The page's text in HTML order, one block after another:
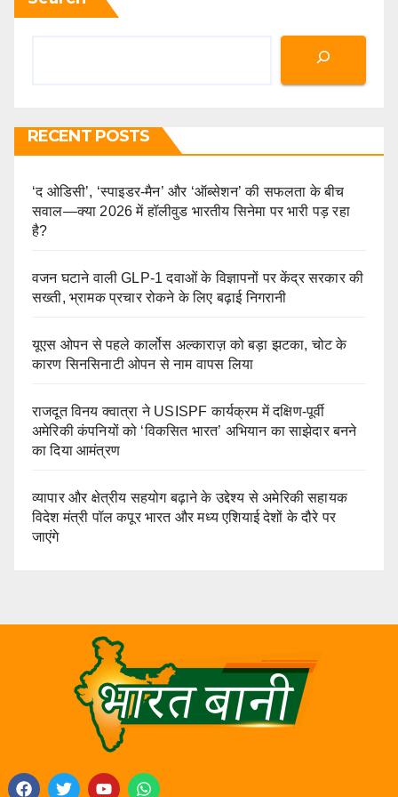
RECENT POSTS
‘द ओडिसी’, ‘स्पाइडर-मैन’ और ‘ऑब्सेशन’ की सफलता के बीच
सवाल—क्या 2026 में हॉलीवुड भारतीय सिनेमा पर भारी पड़ रहा
है?
वजन घटाने वाली GLP-1 दवाओं के विज्ञापनों पर केंद्र सरकार की
सख्ती, भ्रामक प्रचार रोकने के लिए बढ़ाई निगरानी
यूएस ओपन से पहले कार्लोस अल्काराज़ को बड़ा झटका, चोट के
कारण सिनसिनाटी ओपन से नाम वापस लिया
राजदूत विनय क्वात्रा ने USISPF कार्यक्रम में दक्षिण-पूर्वी
अमेरिकी कंपनियों को ‘विकसित भारत’ अभियान का साझेदार बनने
का दिया आमंत्रण
व्यापार और क्षेत्रीय सहयोग बढ़ाने के उद्देश्य से अमेरिकी सहायक
विदेश मंत्री पॉल कपूर भारत और मध्य एशियाई देशों के दौरे पर
जाएंगे